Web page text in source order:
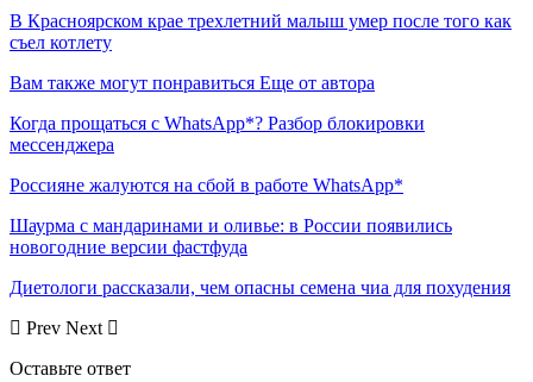
В Красноярском крае трехлетний малыш умер после того как
съел котлету
Вам также могут понравиться Еще от автора
Когда прощаться с WhatsApp*? Разбор блокировки
мессенджера
Россияне жалуются на сбой в работе WhatsApp*
Шаурма с мандаринами и оливье: в России появились
новогодние версии фастфуда
Диетологи рассказали, чем опасны семена чиа для похудения
Prev Next
Оставьте ответ